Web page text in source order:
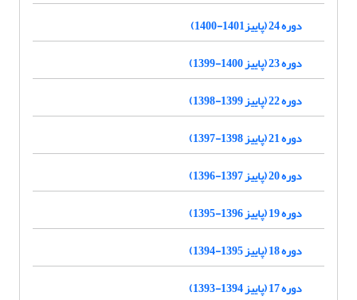
دوره 24 (پاییز1401-1400)
دوره 23 (پاییز 1400-1399)
دوره 22 (پاییز 1399-1398)
دوره 21 (پاییز 1398-1397)
دوره 20 (پاییز 1397-1396)
دوره 19 (پاییز 1396-1395)
دوره 18 (پاییز 1395-1394)
دوره 17 (پاییز 1394-1393)